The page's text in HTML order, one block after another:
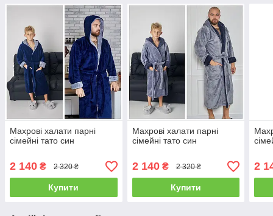
Махрові халати парні
сімейні тато син
2 140 ₴ 2 320 ₴
Купити
Махрові халати парні
сімейні тато син
2 140₴ 2 320 ₴
Купити
2